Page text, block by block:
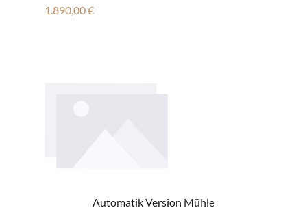
Regulärer Preis:
1.890,00 €
Automatik Version Mühle